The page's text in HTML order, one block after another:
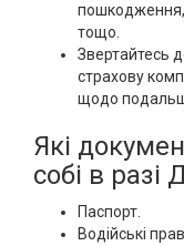
пошкодження,
тощо.
Звертайтесь
страхову
щодо
Які
собі в
Паспорт.
Водійські